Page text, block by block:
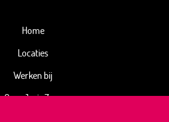
Home
Locaties
Werken bij
Over Joris Zorg